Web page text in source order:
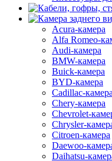
Acura-камера
Alfa Romeo-
Audi-камера
BMW-камера
Buick-камера
BYD-камера
Cadillac-камера
Chery-камера
Chevrolet-
Chrysler-
Citroen-камера
Daewoo-
Daihatsu-